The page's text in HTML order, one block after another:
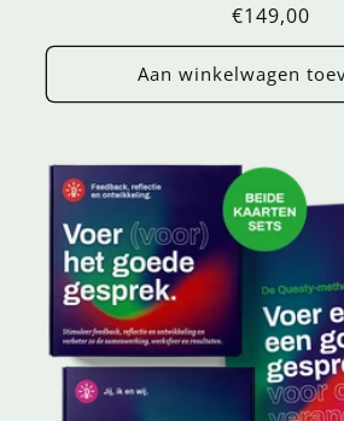
Normale
prijs
€149,00
Aan winkelwagen